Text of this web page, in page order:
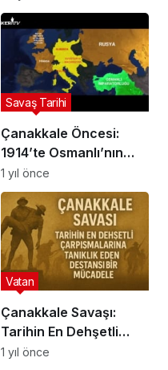
Çanakkale Öncesi:
1914’te Osmanlı’nın
Savaşa Girişi
Savaş Tarihi
1 yıl önce
Çanakkale Savaşı:
Tarihin En Dehşetli
Çarpışmalarına Tanıklık
Vatan
1 yıl önce